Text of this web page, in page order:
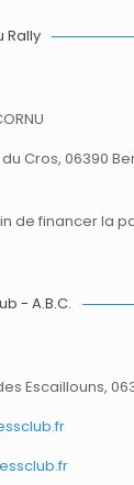
Rally
Cros, 06390
de financer la
- A.B.C.
Escaillouns,